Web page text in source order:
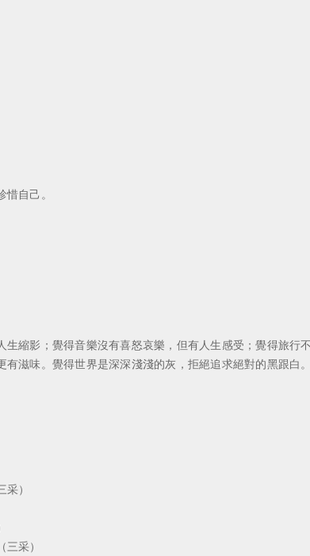
自己。
縮影；覺得音樂沒有喜怒哀樂，但有人生感受；覺得旅
滋味。覺得世界是深深淺淺的灰，拒絕追求絕對的黑跟白
）
采）